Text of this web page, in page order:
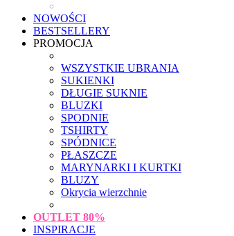
NOWOŚCI
BESTSELLERY
PROMOCJA
WSZYSTKIE UBRANIA
SUKIENKI
DŁUGIE SUKNIE
BLUZKI
SPODNIE
TSHIRTY
SPÓDNICE
PŁASZCZE
MARYNARKI I KURTKI
BLUZY
Okrycia wierzchnie
OUTLET 80%
INSPIRACJE